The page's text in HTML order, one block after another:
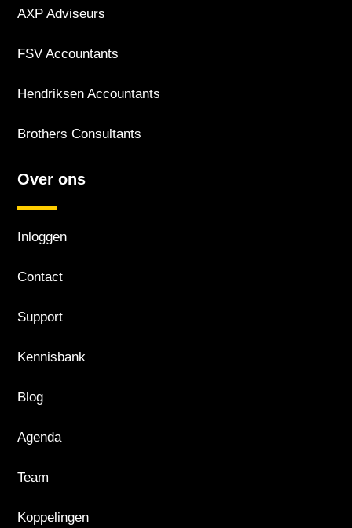
AXP Adviseurs
FSV Accountants
Hendriksen Accountants
Brothers Consultants
Over ons
Inloggen
Contact
Support
Kennisbank
Blog
Agenda
Team
Koppelingen